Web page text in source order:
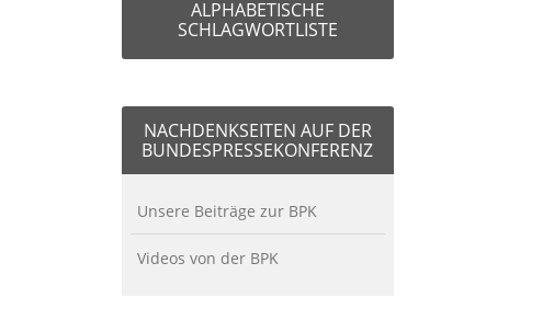
ALPHABETISCHE
SCHLAGWORTLISTE
NACHDENKSEITEN AUF DER
BUNDESPRESSEKONFERENZ
Unsere Beiträge zur BPK
Videos von der BPK